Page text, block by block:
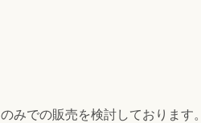
みでの販売を検討しております。